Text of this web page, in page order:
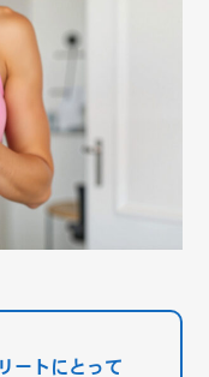
ートにとって